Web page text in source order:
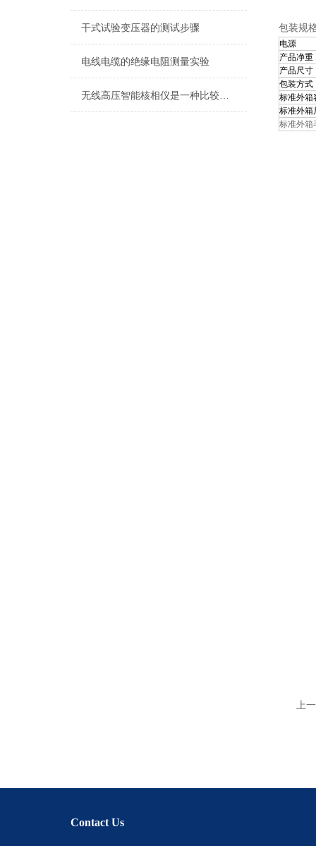
干式试验变压器的测试步骤
电线电缆的绝缘电阻测量实验
无线高压智能核相仪是一种比较精密的动力机械
包装规
电源
产品净重
产品尺寸
包装方式
标准外箱
标准外箱
标准外箱
上
Contact Us